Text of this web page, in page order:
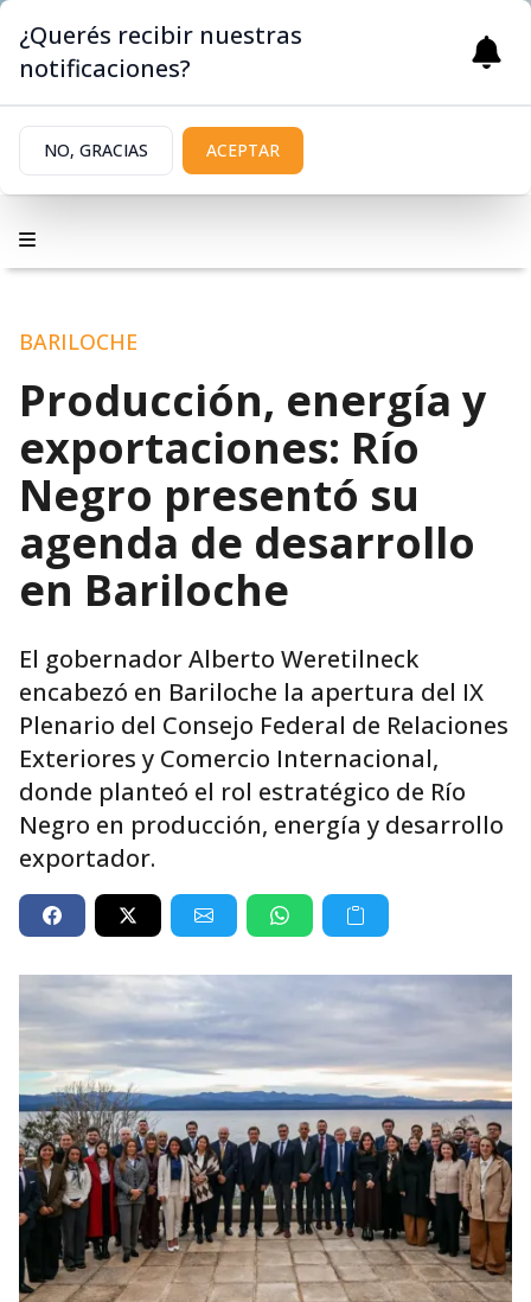
BARILOCHE
Producción, energía y
exportaciones: Río
Negro presentó su
agenda de desarrollo
en Bariloche
El gobernador Alberto Weretilneck
encabezó en Bariloche la apertura del IX
Plenario del Consejo Federal de Relaciones
Exteriores y Comercio Internacional,
donde planteó el rol estratégico de Río
Negro en producción, energía y desarrollo
exportador.
¿Querés recibir nuestras
notificaciones?
NO, GRACIAS ACEPTAR